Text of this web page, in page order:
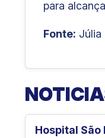
para
Fonte: Júlia
Hospital São